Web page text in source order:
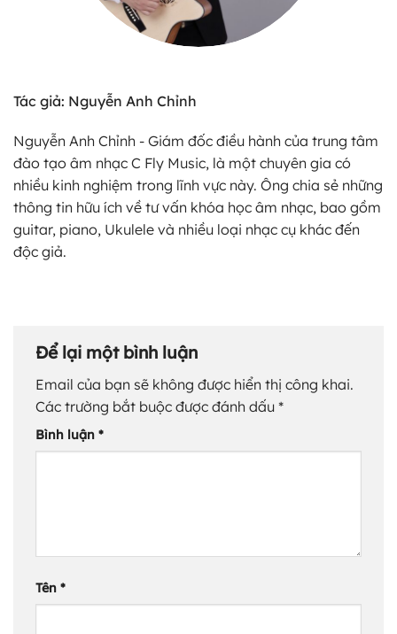
Tác giả: Nguyễn Anh Chỉnh
Nguyễn Anh Chỉnh - Giám đốc điều hành của trung tâm
đào tạo âm nhạc C Fly Music, là một chuyên gia có
nhiều kinh nghiệm trong lĩnh vực này. Ông chia sẻ những
thông tin hữu ích về tư vấn khóa học âm nhạc, bao gồm
guitar, piano, Ukulele và nhiều loại nhạc cụ khác đến
độc giả.
Để lại một bình luận
Email của bạn sẽ không được hiển thị công khai.
Các trường bắt buộc được đánh dấu *
Bình luận *
Tên *